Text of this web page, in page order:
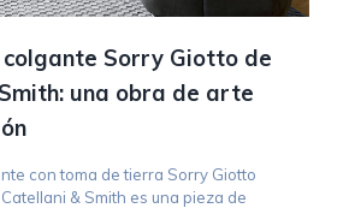
Sorry Giotto de
una obra de arte
con toma de tierra Sorry Giotto
& Smith es una pieza de